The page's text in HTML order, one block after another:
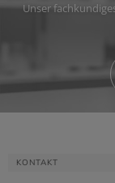
Unser
KONTAKT